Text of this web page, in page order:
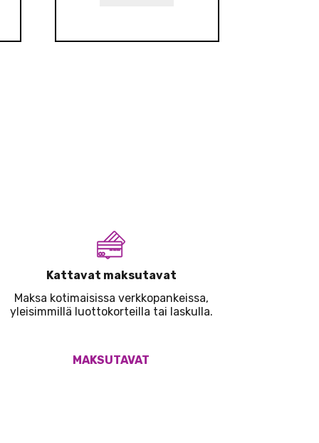
Kattavat maksutavat
Maksa kotimaisissa verkkopankeissa,
yleisimmillä luottokorteilla tai laskulla.
MAKSUTAVAT